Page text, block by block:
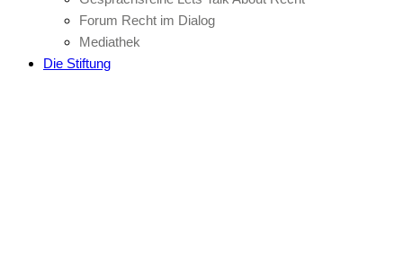
Forum Recht im Dialog
Mediathek
Die Stiftung